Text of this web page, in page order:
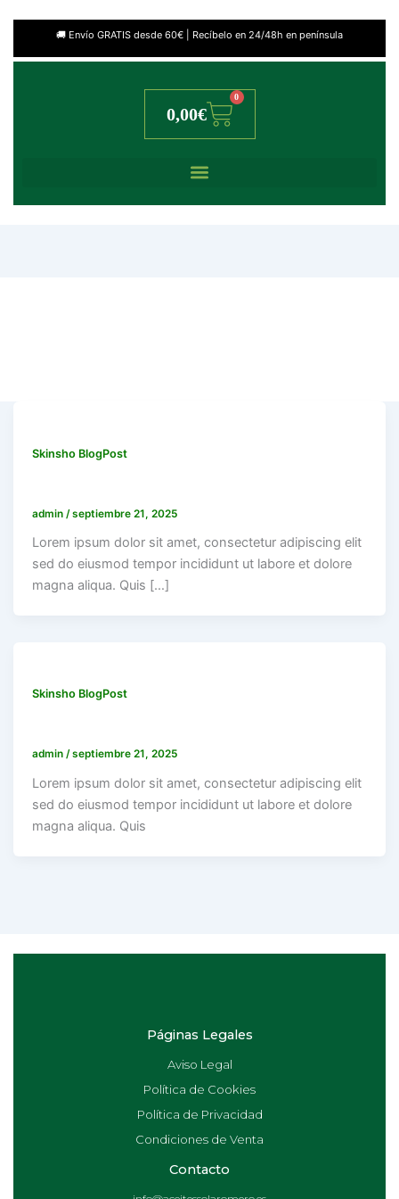
🚚 Envío GRATIS desde 60€ | Recíbelo en 24/48h en península
0,00€
0
Cart
Skinsho BlogPost
admin /septiembre 21, 2025
Lorem ipsum dolor sit amet, consectetur adipiscing elit
sed do eiusmod tempor incididunt ut labore et dolore
magna aliqua. Quis […]
Skinsho BlogPost
admin/septiembre 21, 2025
Lorem ipsum dolor sit amet, consectetur adipiscing elit
sed do eiusmod tempor incididunt ut labore et dolore
magna aliqua. Quis
Páginas Legales
Aviso Legal
Política de Cookies
Política de Privacidad
Condiciones de Venta
Contacto